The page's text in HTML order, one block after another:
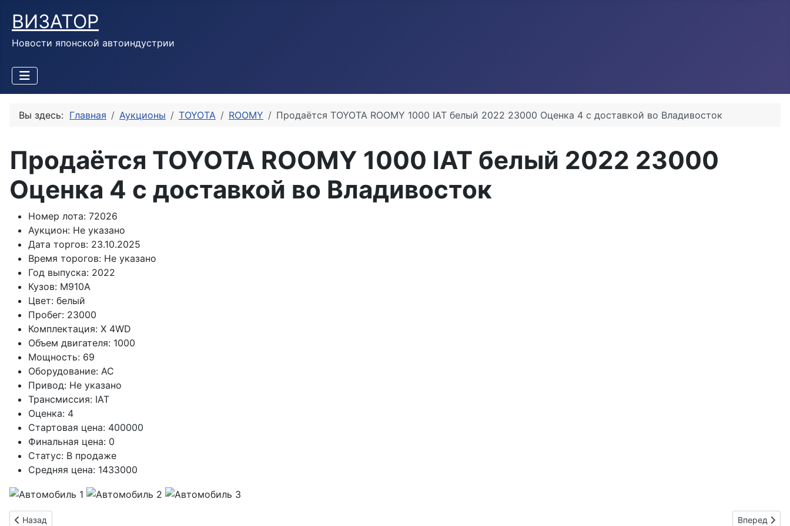
ВИЗАТОР
Новости японской автоиндустрии
Вы здесь: Главная Аукционы TOYOTA ROOMY Продаётся TOYOTA ROOMY 1000 IAT белый 2022 23000 Оценка 4 с доставкой во Владивосток
Продаётся TOYOTA ROOMY 1000 IAT белый 2022 23000
Оценка 4 с доставкой во Владивосток
Номер лота: 72026
Аукцион: Не указано
Дата торгов: 23.10.2025
Время торогов: Не указано
Год выпуска: 2022
Кузов: M910A
Цвет: белый
Пробег: 23000
Комплектация: X 4WD
Объем двигателя: 1000
Мощность: 69
Оборудование: AC
Привод: Не указано
Трансмиссия: IAT
Оценка: 4
Стартовая цена: 400000
Финальная цена: 0
Статус: В продаже
Средняя цена: 1433000
Предыдущий: Продаётся TOYOTA ROOMY 1000 IAT серебристый 2022 23000 Оценка 4.5 с доставкой во Владивосток
Назад Следующий:
Вперед